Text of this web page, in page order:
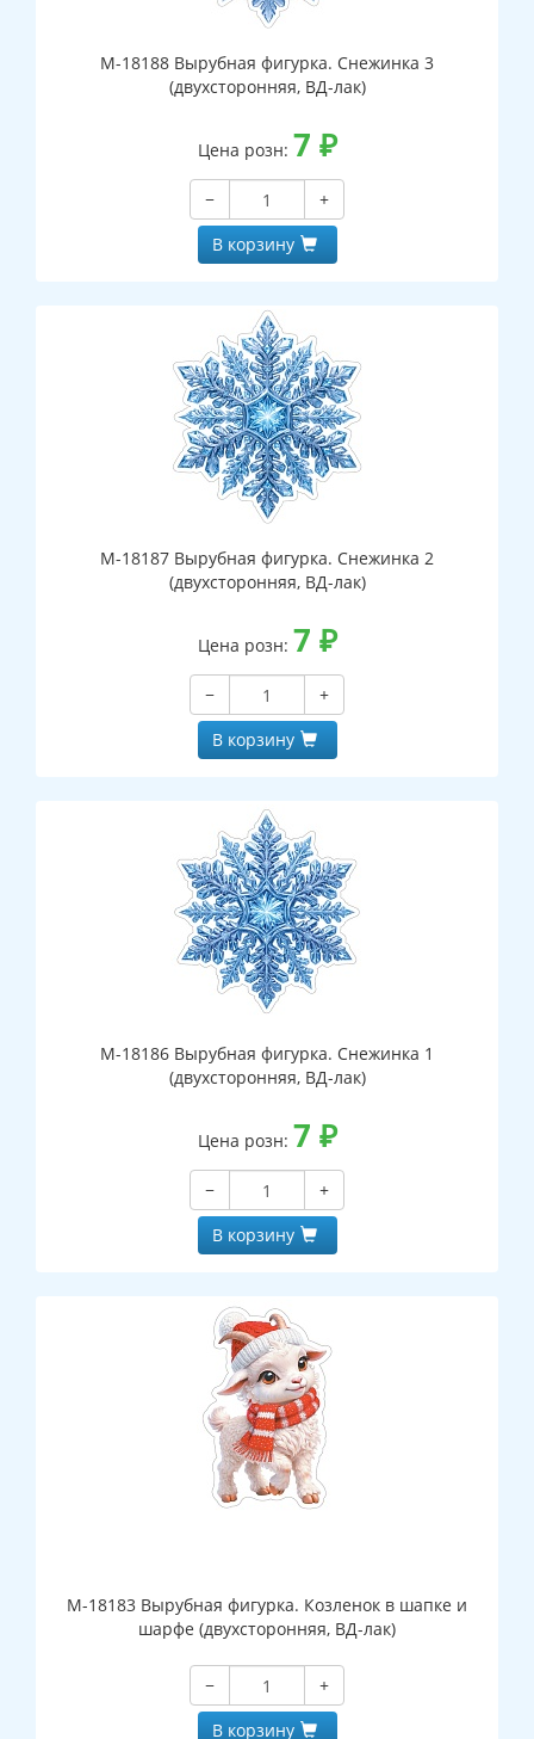
М-18188 Вырубная фигурка. Снежинка 3
(двухсторонняя, ВД-лак)
Цена розн: 7 ₽
−
+
В корзину
М-18187 Вырубная фигурка. Снежинка 2
(двухсторонняя, ВД-лак)
Цена розн: 7 ₽
−
+
В корзину
М-18186 Вырубная фигурка. Снежинка 1
(двухсторонняя, ВД-лак)
Цена розн: 7 ₽
−
+
В корзину
М-18183 Вырубная фигурка. Козленок в шапке и
шарфе (двухсторонняя, ВД-лак)
−
+
В корзину